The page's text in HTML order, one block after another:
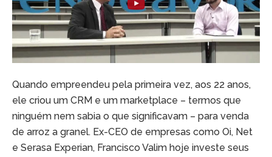
Quando empreendeu pela primeira vez, aos 22 anos,
ele criou um CRM e um marketplace – termos que
ninguém nem sabia o que significavam – para venda
de arroz a granel. Ex-CEO de empresas como Oi, Net
e Serasa Experian, Francisco Valim hoje investe seus